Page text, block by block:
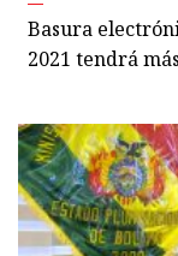
Basura
2021 tendrá